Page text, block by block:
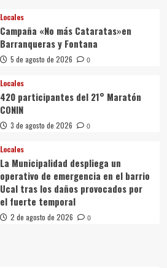
Locales
Campaña «No más Cataratas»en
Barranqueras y Fontana
5 de agosto de 2026 0
Locales
420 participantes del 21° Maratón
CONIN
3 de agosto de 2026 0
Locales
La Municipalidad despliega un
operativo de emergencia en el barrio
Ucal tras los daños provocados por
el fuerte temporal
2 de agosto de 2026 0